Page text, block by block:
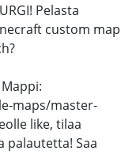
Pelasta
custom map
maps/master-
like, tilaa
palautetta! Saa